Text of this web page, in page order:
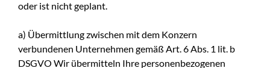
oder ist nicht geplant.
a) Übermittlung zwischen mit dem Konzern
verbundenen Unternehmen gemäß Art. 6 Abs. 1 lit. b
DSGVO Wir übermitteln Ihre personenbezogenen